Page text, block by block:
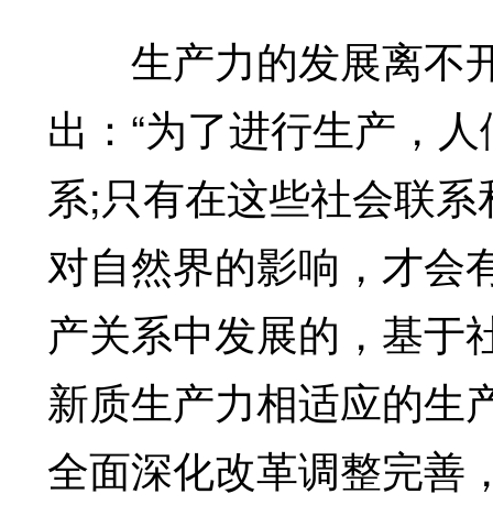
生产力的发展离不
出：“为了进行生产，
系;只有在这些社会联
对自然界的影响，才会
产关系中发展的，基于
新质生产力相适应的生
全面深化改革调整完善